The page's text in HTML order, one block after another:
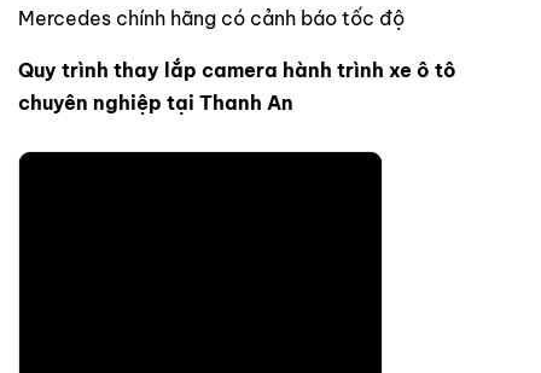
Mercedes chính hãng có cảnh báo tốc độ
Quy trình thay lắp camera hành trình xe ô tô
chuyên nghiệp tại Thanh An